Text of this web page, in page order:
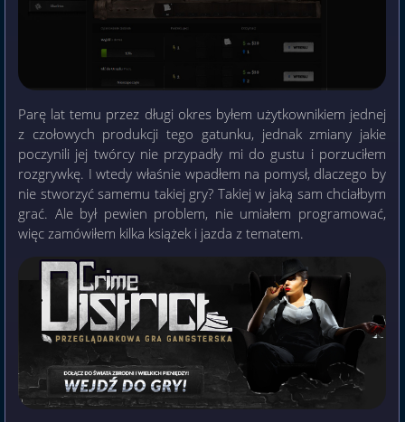
Parę lat temu przez długi okres byłem użytkownikiem jednej
z czołowych produkcji tego gatunku, jednak zmiany jakie
poczynili jej twórcy nie przypadły mi do gustu i porzuciłem
rozgrywkę. I wtedy właśnie wpadłem na pomysł, dlaczego by
nie stworzyć samemu takiej gry? Takiej w jaką sam chciałbym
grać. Ale był pewien problem, nie umiałem programować,
więc zamówiłem kilka książek i jazda z tematem.